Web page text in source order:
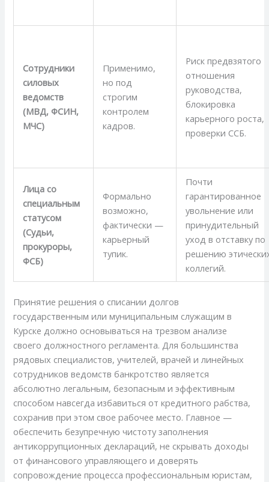
Сотрудники
силовых
ведомств
(МВД, ФСИН,
МЧС)
Применимо,
но под
строгим
контролем
кадров.
Риск предвзятого
отношения
руководства,
блокировка
карьерного роста,
проверки ССБ.
Лица со
специальным
статусом
(Судьи,
прокуроры,
ФСБ)
Формально
возможно,
фактически —
карьерный
тупик.
Почти
гарантированное
увольнение или
принудительный
уход в отставку по
решению
коллегий.
Принятие решения о списании долгов
государственным или муниципальным служащим в
Курске должно основываться на трезвом анализе
своего должностного регламента. Для большинства
рядовых специалистов, учителей, врачей и линейных
сотрудников ведомств банкротство является
абсолютно легальным, безопасным и эффективным
способом навсегда избавиться от кредитного рабства,
сохранив при этом свое рабочее место. Главное —
обеспечить безупречную чистоту заполнения
антикоррупционных деклараций, не скрывать доходы
от финансового управляющего и доверять
сопровождение процесса профессиональным юристам,